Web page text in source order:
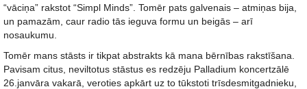
“vāciņa” rakstot “Simpl Minds”. Tomēr pats galvenais – atmiņas bija,
un pamazām, caur radio tās ieguva formu un beigās – arī
nosaukumu.
Tomēr mans stāsts ir tikpat abstrakts kā mana bērnības rakstīšana.
Pavisam citus, neviltotus stāstus es redzēju Palladium koncertzālē
26.janvāra vakarā, veroties apkārt uz to tūkstoti trīsdesmitgadnieku,